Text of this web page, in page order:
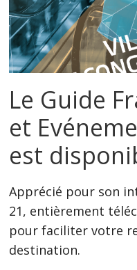
Le Guide
et
est
Apprécié pour son
21, entièrement
pour faciliter votre
destination.